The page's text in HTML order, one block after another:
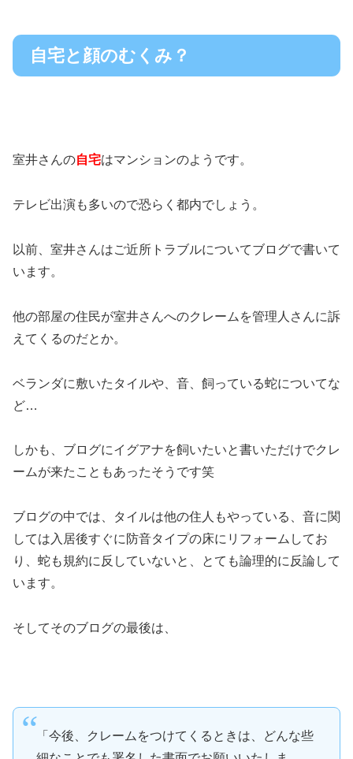
自宅と顔のむくみ？
室井さんの自宅はマンションのようです。
テレビ出演も多いので恐らく都内でしょう。
以前、室井さんはご近所トラブルについてブログで書いて
います。
他の部屋の住民が室井さんへのクレームを管理人さんに訴
えてくるのだとか。
ベランダに敷いたタイルや、音、飼っている蛇についてな
ど…
しかも、ブログにイグアナを飼いたいと書いただけでクレ
ームが来たこともあったそうです笑
ブログの中では、タイルは他の住人もやっている、音に関
しては入居後すぐに防音タイプの床にリフォームしてお
り、蛇も規約に反していないと、とても論理的に反論して
います。
そしてそのブログの最後は、
「今後、クレームをつけてくるときは、どんな些